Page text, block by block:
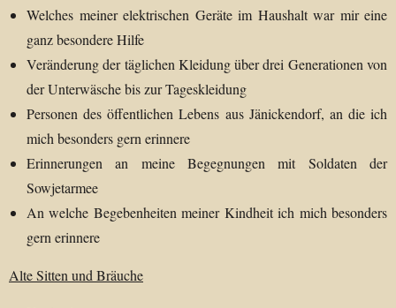
Welches meiner elektrischen Geräte im Haushalt war mir eine
ganz besondere Hilfe
Veränderung der täglichen Kleidung über drei Generationen von
der Unterwäsche bis zur Tageskleidung
Personen des öffentlichen Lebens aus Jänickendorf, an die ich
mich besonders gern erinnere
Erinnerungen an meine Begegnungen mit Soldaten der
Sowjetarmee
An welche Begebenheiten meiner Kindheit ich mich besonders
gern erinnere
Alte Sitten und Bräuche